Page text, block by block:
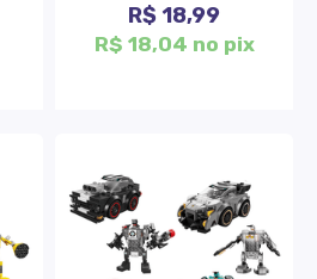
R$ 18,99
R$ 18,04 no pix